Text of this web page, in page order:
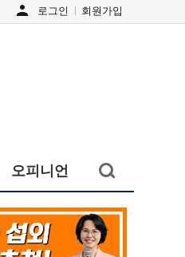
person 로그인 회원가입
오피니언 검색창
열기/
닫기